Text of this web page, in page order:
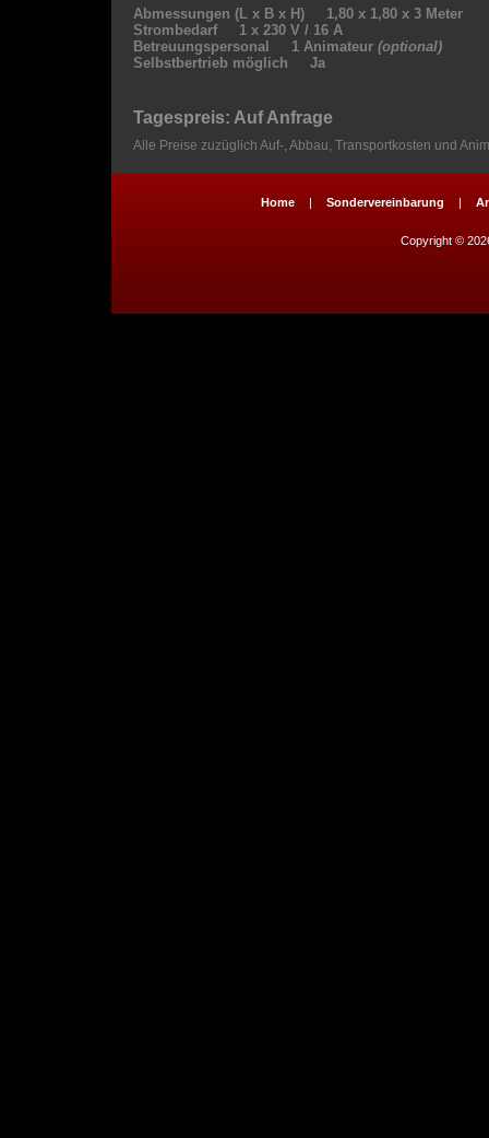
Abmessungen (L x B x H) 1,80 x 1,80 x 3 Meter
Strombedarf 1 x 230 V / 16 A
Betreuungspersonal 1 Animateur (optional)
Selbstbertrieb möglich Ja
Tagespreis: Auf Anfrage
Alle Preise zuzüglich Auf-, Abbau, Transportkosten und
Home Sondervereinbarung
Copyright ©